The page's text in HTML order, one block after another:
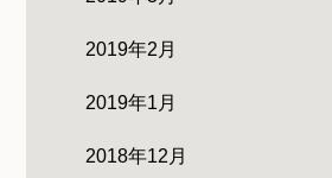
2019年2月
2019年1月
2018年12月